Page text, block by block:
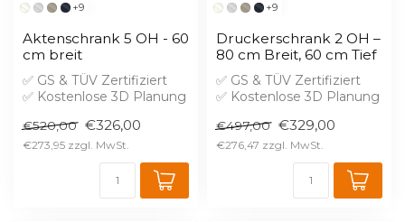
+9
Aktenschrank 5 OH - 60
cm breit
✅ GS & TÜV Zertifiziert
✅ Kostenlose 3D Planung
Aufprei...
€520,00 €326,00
€273,95
+9
Druckerschrank 2 OH –
80 cm Breit, 60 cm Tief
✅ GS & TÜV Zertifiziert
✅ Kostenlose 3D Planung
Aufprei...
€497,00 €329,00
€276,47